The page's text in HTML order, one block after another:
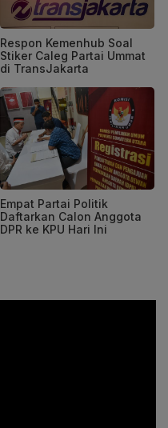
Respon Kemenhub Soal
Stiker Caleg Partai Ummat
di TransJakarta
Empat Partai Politik
Daftarkan Calon Anggota
DPR ke KPU Hari Ini